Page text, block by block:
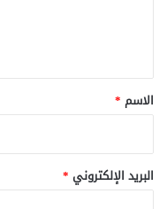
*
الاسم *
البريد الإلكتروني *